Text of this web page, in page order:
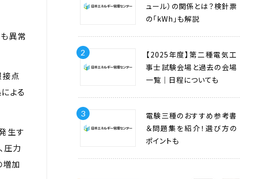
異常
接点
よる
生す
圧力
増加
ュール）の関係とは？検針票
の「kWh」も解説
2
【2025年度】第二種電気工
事士試験会場と過去の会場
一覧｜日程についても
3
電験三種のおすすめ参考書
＆問題集を紹介！選び方の
ポイントも